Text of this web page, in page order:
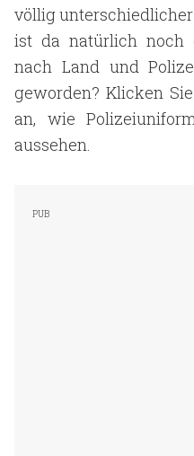
völlig
ist da natürlich noch
nach Land und
geworden? Klicken
an, wie
aussehen.